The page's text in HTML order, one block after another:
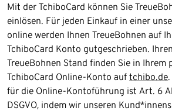
Mit der TchiboCard können Sie
einlösen. Für jeden Einkauf in einer
online werden Ihnen TreueBohnen auf
TchiboCard Konto gutgeschrieben.
TreueBohnen Stand finden Sie in Ihrem
TchiboCard Online-Konto auf tchibo.de
für die Online-Kontoführung ist Art. 6
DSGVO, indem wir unseren